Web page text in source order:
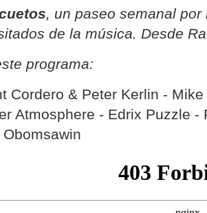
, un paseo semanal
de la música. Desde
programa:
Cordero & Peter Kerlin -
Atmosphere - Edrix Puzzle -
Obomsawin